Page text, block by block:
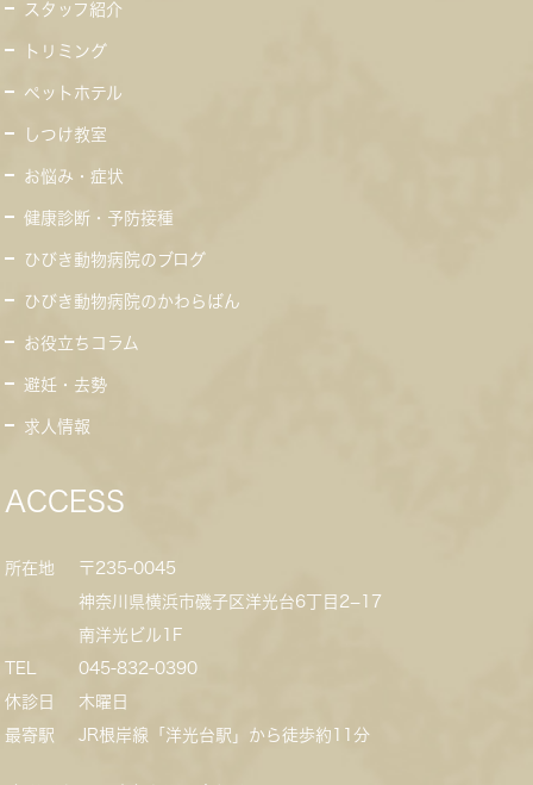
スタッフ紹介
トリミング
ペットホテル
しつけ教室
お悩み・症状
健康診断・予防接種
ひびき動物病院のブログ
ひびき動物病院のかわらばん
お役立ちコラム
避妊・去勢
求人情報
ACCESS
所在地
〒235-0045
神奈川県横浜市磯子区洋光台6丁目2−17
南洋光ビル1F
TEL
045-832-0390
休診日
木曜日
最寄駅
JR根岸線「洋光台駅」から徒歩約11分